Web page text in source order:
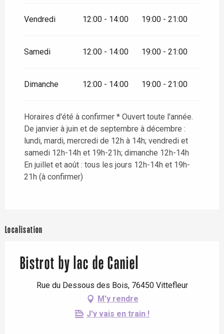
Vendredi 12:00 - 14:00 19:00 - 21:00
Samedi 12:00 - 14:00 19:00 - 21:00
Dimanche 12:00 - 14:00 19:00 - 21:00
Horaires d'été à confirmer * Ouvert toute l'année.
De janvier à juin et de septembre à décembre :
lundi, mardi, mercredi de 12h à 14h; vendredi et
samedi 12h-14h et 19h-21h; dimanche 12h-14h
En juillet et août : tous les jours 12h-14h et 19h-
21h (à confirmer)
Localisation
Bistrot by lac de Caniel
Rue du Dessous des Bois, 76450 Vittefleur
M'y rendre
J'y vais en train !